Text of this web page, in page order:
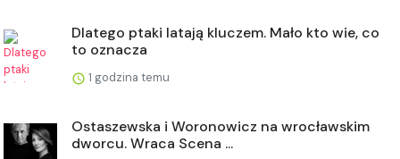
Dlatego ptaki latają kluczem. Mało kto wie, co
to oznacza
1 godzina temu
Ostaszewska i Woronowicz na wrocławskim
dworcu. Wraca Scena ...